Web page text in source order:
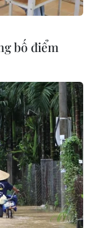
bố điểm